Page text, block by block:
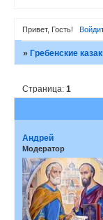
Привет, Гость!
»Гребенские
Страница:1
Андрей
Модератор